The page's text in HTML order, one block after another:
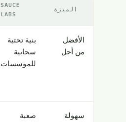
الميزة
SAUCE
LABS
الأفضل
من أجل
بنية تحتية
سحابية
للمؤسسات
سهولة
صعبة